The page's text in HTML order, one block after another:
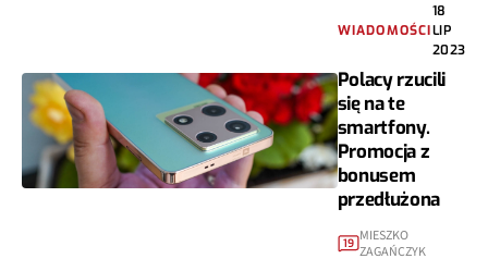
WIADOMOŚCI
18
LIP
2023
Polacy rzucili
się na te
smartfony.
Promocja z
bonusem
przedłużona
19 MIESZKO
ZAGAŃCZYK